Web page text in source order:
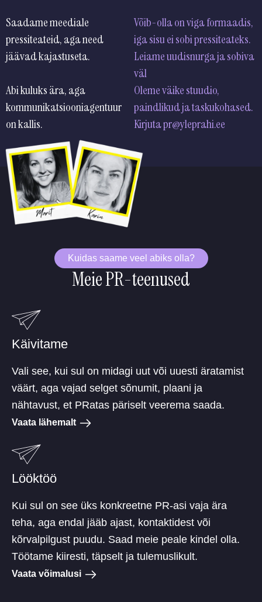
Saadame meediale
pressiteateid, aga need
jäävad kajastuseta.
Võib-olla on viga formaadis,
iga sisu ei sobi pressiteateks.
Leiame uudisnurga ja sobiva
Abi kuluks ära, aga
kommunikatsiooniagentuur
on kallis.
Oleme väike stuudio,
paindlikud ja taskukohased.
Kirjuta pr@yleprahi.ee
Kuidas saame veel abiks olla?
Meie PR-teenused
Käivitame
Vali see, kui sul on midagi uut või uuesti äratamist
väärt, aga vajad selget sõnumit, plaani ja
nähtavust, et PRatas päriselt veerema saada.
Vaata lähemalt
Lööktöö
Kui sul on see üks konkreetne PR-asi vaja ära
teha, aga endal jääb ajast, kontaktidest või
kõrvalpilgust puudu. Saad meie peale kindel olla.
Töötame kiiresti, täpselt ja tulemuslikult.
Vaata võimalusi